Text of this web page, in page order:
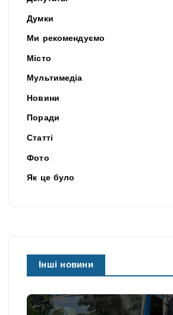
Думки
Ми рекомендуємо
Місто
Мультимедіа
Новини
Поради
Статті
Фото
Як це було
Інші новини